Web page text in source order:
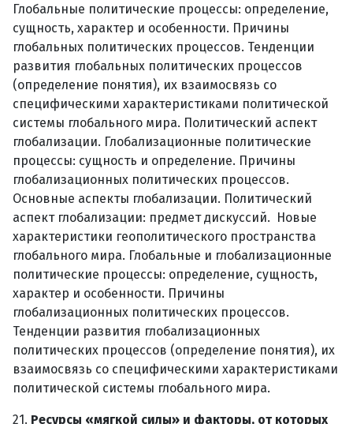
Глобальные политические процессы: определение,
сущность, характер и особенности. Причины
глобальных политических процессов. Тенденции
развития глобальных политических процессов
(определение понятия), их взаимосвязь со
специфическими характеристиками политической
системы глобального мира. Политический аспект
глобализации. Глобализационные политические
процессы: сущность и определение. Причины
глобализационных политических процессов.
Основные аспекты глобализации. Политический
аспект глобализации: предмет дискуссий. Новые
характеристики геополитического пространства
глобального мира. Глобальные и глобализационные
политические процессы: определение, сущность,
характер и особенности. Причины
глобализационных политических процессов.
Тенденции развития глобализационных
политических процессов (определение понятия), их
взаимосвязь со специфическими характеристиками
политической системы глобального мира.
21. Ресурсы «мягкой силы» и факторы, от которых